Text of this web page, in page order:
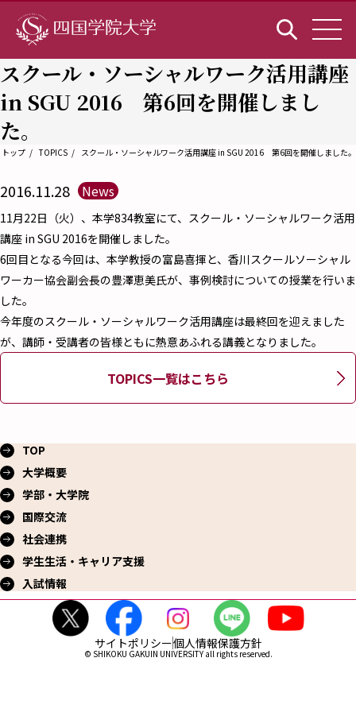
スクール・ソーシャルワーク活用講座
in SGU 2016 第6回を開催しまし
た。
トップ TOPICS スクール・ソーシャルワーク活用講座 in SGU 2016 第6回を開催しました。
2016.11.28 News
11月22日（火）、本学834教室にて、スクール・ソーシャルワーク活用
講座 in SGU 2016を開催しました。
6回目となる今回は、本学教授の富島喜揮と、香川スクールソーシャル
ワーカー協会副会長の豊澤恵美氏が、事例検討についての授業を行いま
した。
今年度のスクール・ソーシャルワーク活用講座は最終回を迎えました
が、講師・受講者の皆様ともに熱意あふれる講義となりました。
TOPICS一覧はこちら
TOP
大学概要
学部・大学院
国際交流
社会連携
学生生活・ キャリア支援
入試情報
サイトポリシー個人情報保護方針
© SHIKOKU GAKUIN UNIVERSITY all rights reserved.